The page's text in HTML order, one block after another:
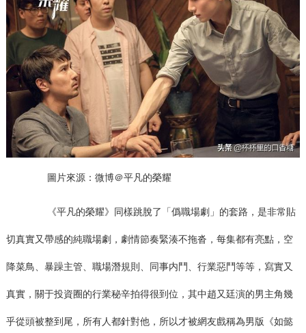
圖片來源：微博＠平凡的榮耀
《平凡的榮耀》同樣跳脫了「僞職場劇」的套路，是非常貼
切真實又帶感的純職場劇，劇情節奏緊湊不拖沓，每集都有亮點，空
降菜鳥、暴躁主管、職場潛規則、同事内鬥、行業惡鬥等等，寫實又
真實，關于投資圈的行業秘辛拍得很到位，其中趙又廷演的男主角幾
乎從頭被整到尾，所有人都針對他，所以才被網友戲稱為男版《如懿